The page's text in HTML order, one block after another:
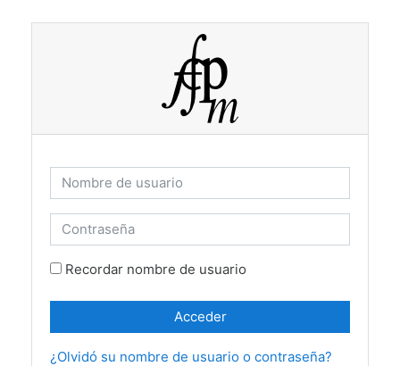
Nombre de usuario
Contraseña
Recordar nombre de usuario
Acceder
¿Olvidó su nombre de usuario o contraseña?